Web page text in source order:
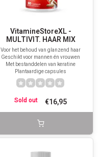
VitamineStoreXL -
MULTIVIT. HAAR MIX
Voor het behoud van glanzend haar
Geschikt voor mannen én vrouwen
Met bestanddelen van keratine
Plantaardige capsules
€16,95
Sold out